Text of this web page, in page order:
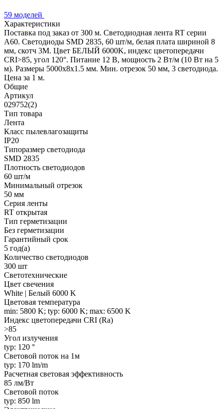
59 моделей
Характеристики
Поставка под заказ от 300 м. Светодиодная лента RT серии
A60. Светодиоды SMD 2835, 60 шт/м, белая плата шириной 8
мм, скотч 3M. Цвет БЕЛЫЙ 6000K, индекс цветопередачи
CRI>85, угол 120°. Питание 12 В, мощность 2 Вт/м (10 Вт на 5
м). Размеры 5000x8x1.5 мм. Мин. отрезок 50 мм, 3 светодиода.
Цена за 1 м.
Общие
Артикул
029752(2)
Тип товара
Лента
Класс пылевлагозащиты
IP20
Типоразмер светодиода
SMD 2835
Плотность светодиодов
60 шт/м
Минимальный отрезок
50 мм
Серия ленты
RT открытая
Тип герметизации
Без герметизации
Гарантийный срок
5 год(а)
Количество светодиодов
300 шт
Светотехнические
Цвет свечения
White | Белый 6000 K
Цветовая температура
min: 5800 K; typ: 6000 K; max: 6500 K
Индекс цветопередачи CRI (Ra)
>85
Угол излучения
typ: 120 °
Световой поток на 1м
typ: 170 lm/m
Расчетная световая эффективность
85 лм/Вт
Световой поток
typ: 850 lm